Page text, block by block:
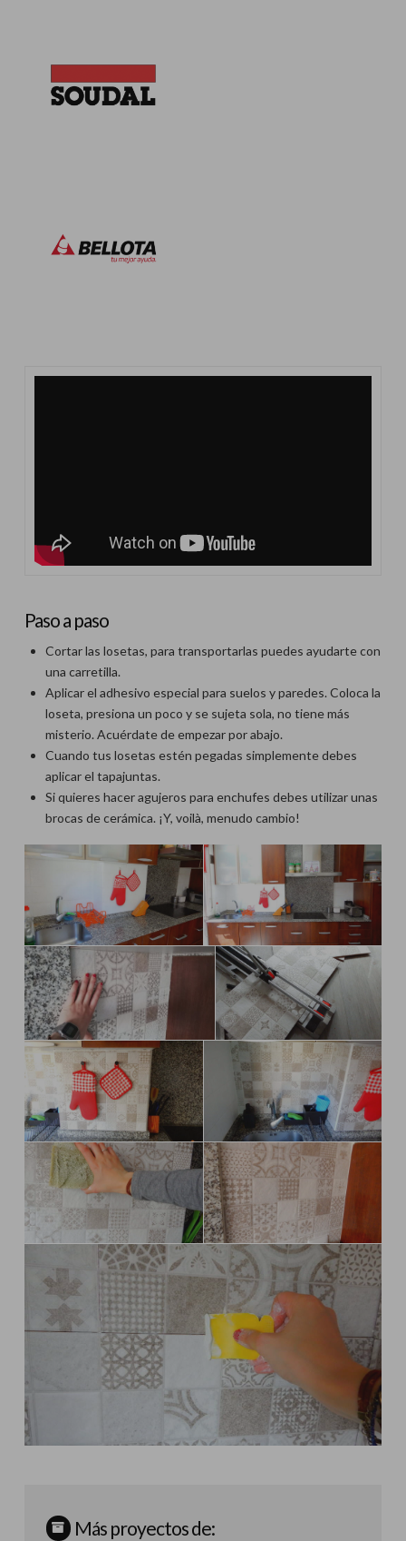
Paso a paso
Cortar las losetas, para transportarlas puedes ayudarte con
una carretilla.
Aplicar el adhesivo especial para suelos y paredes. Coloca la
loseta, presiona un poco y se sujeta sola, no tiene más
misterio. Acuérdate de empezar por abajo.
Cuando tus losetas estén pegadas simplemente debes
aplicar el tapajuntas.
Si quieres hacer agujeros para enchufes debes utilizar unas
brocas de cerámica. ¡Y, voilà, menudo cambio!
Más proyectos de: